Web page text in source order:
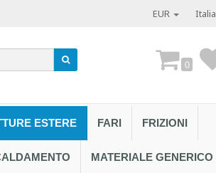
EUR
0
ESTERE FARI FRIZIONI
MATERIALE GENERICO